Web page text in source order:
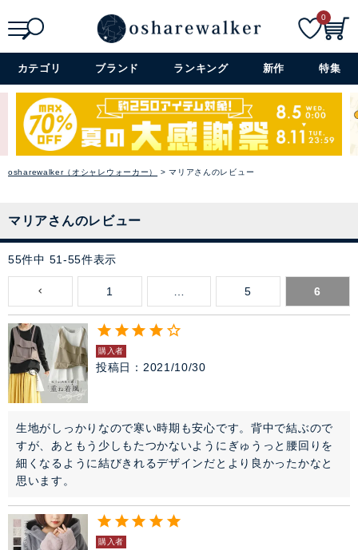
詳細検索+
0
カテゴリ ブランド ランキング 新作 特集
osharewalker（オシャレウォーカー） マリアさんのレビュー
マリアさんのレビュー
55件中 51 -55件表示
1 5 6
購入者
投稿日 2021/10/30
生地がしっかりなので寒い時期も安心です。背中で結ぶので
すが、あともう少しもたつかないようにぎゅうっと腰回りを
細くなるように結びきれるデザインだとより良かったかなと
思います。
購入者